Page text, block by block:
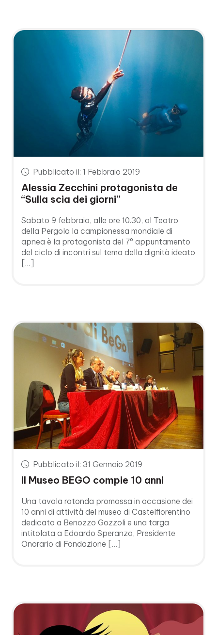
Pubblicato il: 1 Febbraio 2019
Alessia Zecchini protagonista de
“Sulla scia dei giorni”
Sabato 9 febbraio, alle ore 10.30, al Teatro
della Pergola la campionessa mondiale di
apnea è la protagonista del 7° appuntamento
del ciclo di incontri sul tema della dignità ideato
[…]
Pubblicato il: 31 Gennaio 2019
Il Museo BEGO compie 10 anni
Una tavola rotonda promossa in occasione dei
10 anni di attività del museo di Castelfiorentino
dedicato a Benozzo Gozzoli e una targa
intitolata a Edoardo Speranza, Presidente
Onorario di Fondazione […]